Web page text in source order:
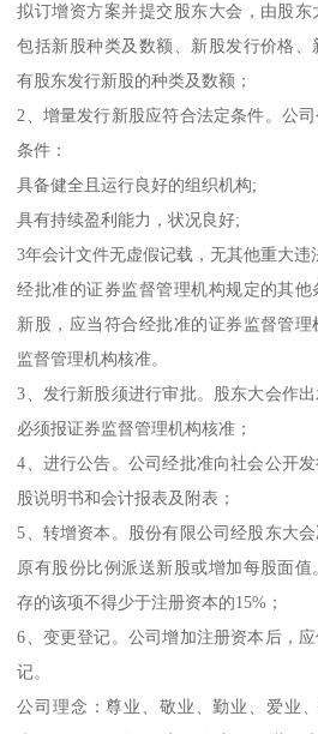
拟订增资方案并提交股东大会，由股
包括新股种类及数额、新股发行价格
有股东发行新股的种类及数额；
2、增量发行新股应符合法定条件。公
条件：
具备健全且运行良好的组织机构;
具有持续盈利能力，状况良好;
3年会计文件无虚假记载，无其他重大违
经批准的证券监督管理机构规定的其
新股，应当符合经批准的证券监督管
监督管理机构核准。
3、发行新股须进行审批。股东大会作
必须报证券监督管理机构核准；
4、进行公告。公司经批准向社会公开
股说明书和会计报表及附表；
5、转增资本。股份有限公司经股东大
原有股份比例派送新股或增加每股面
存的该项不得少于注册资本的15%；
6、变更登记。公司增加注册资本后，
记。
公司理念：尊业、敬业、勤业、爱业